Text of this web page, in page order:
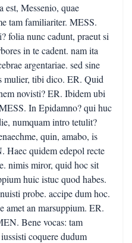
est, Messenio, quae
tam familiariter. MESS.
folia nunc cadunt, praeut si
in te cadent. nam ita
argentariae. sed sine
mulier, tibi dico. ER. Quid
novisti? ER. Ibidem ubi
In Epidamno? qui huc
numquam intro tetulit?
quin, amabo, is
Haec quidem edepol recte
nimis miror, quid hoc sit
huic istuc quod habes.
probe. accipe dum hoc.
amet an marsuppium. ER.
Bene vocas: tam
coquere dudum